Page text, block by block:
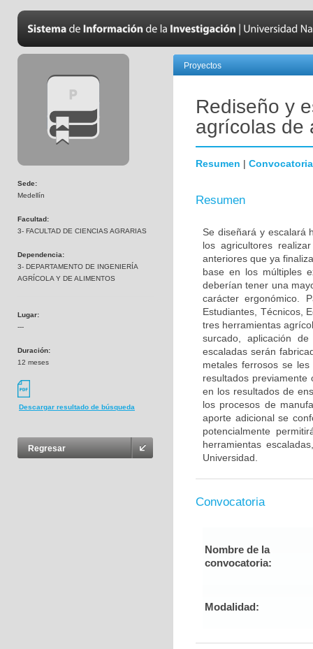
Sede:
Medellín
Facultad:
3- FACULTAD DE CIENCIAS AGRARIAS
Dependencia:
3- DEPARTAMENTO DE INGENIERÍA
AGRÍCOLA Y DE ALIMENTOS
Lugar:
---
Duración:
12 meses
Descargar resultado de búsqueda
Regresar
Proyectos
Rediseño y
agrícolas de
Resumen | Convocatoria
Resumen
Se diseñará y escalará
los agricultores
anteriores que ya
base en los múltiples
deberían tener una
carácter ergonómico.
Estudiantes, Técnicos,
tres herramientas
surcado, aplicación
escaladas serán
metales ferrosos se
resultados previamente
en los resultados de
los procesos de
aporte adicional se
potencialmente
herramientas
Universidad.
Convocatoria
Nombre de la
convocatoria:
Modalidad: